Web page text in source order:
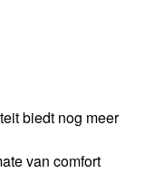
biedt nog meer
van comfort